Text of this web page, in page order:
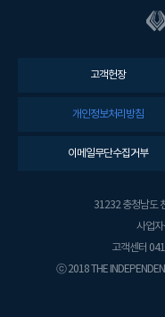
고객헌장
개인정보처리방침
이메일무단수집거부
31232 충청남도
사업
고객센터
ⓒ 2018 THE